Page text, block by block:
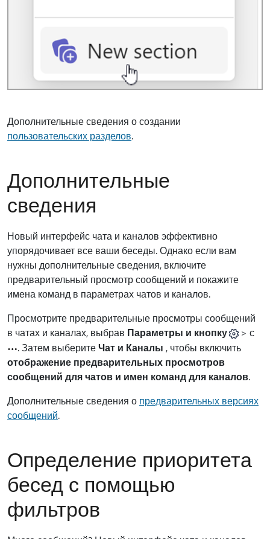
Дополнительные сведения о создании
пользовательских разделов.
Дополнительные
сведения
Новый интерфейс чата и каналов эффективно
упорядочивает все ваши беседы. Однако если вам
нужны дополнительные сведения, включите
предварительный просмотр сообщений и покажите
имена команд в параметрах чатов и каналов.
Просмотрите предварительные просмотры сообщений
в чатах и каналах, выбрав Параметры и кнопку
> с
.Затем выберитеЧат и Каналы , чтобы включить
отображение предварительных просмотров
сообщений для чатов и имен команд для каналов.
Дополнительные сведения о предварительных версиях
сообщений.
Определение приоритета
бесед с помощью
фильтров